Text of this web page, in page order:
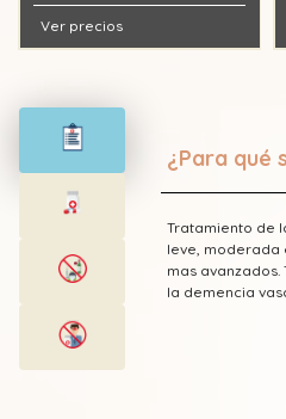
Ver precios
¿Para qué
Tratamiento de
leve, moderada
mas
la demencia